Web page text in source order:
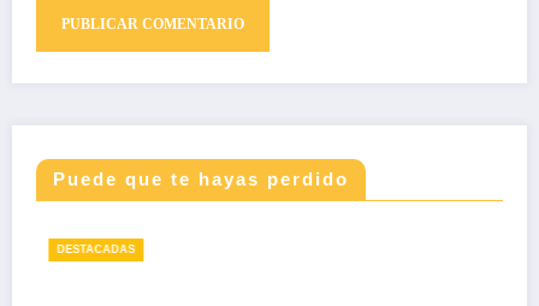
Puede que te hayas perdido
DESTACADAS